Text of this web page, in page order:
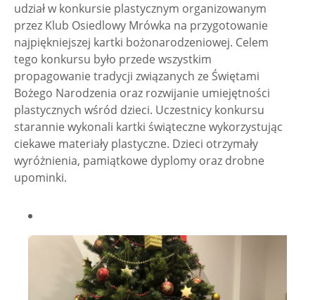
udział w konkursie plastycznym organizowanym
przez Klub Osiedlowy Mrówka na przygotowanie
najpiękniejszej kartki bożonarodzeniowej. Celem
tego konkursu było przede wszystkim
propagowanie tradycji związanych ze Świętami
Bożego Narodzenia oraz rozwijanie umiejętności
plastycznych wśród dzieci. Uczestnicy konkursu
starannie wykonali kartki świąteczne wykorzystując
ciekawe materiały plastyczne. Dzieci otrzymały
wyróżnienia, pamiątkowe dyplomy oraz drobne
upominki.